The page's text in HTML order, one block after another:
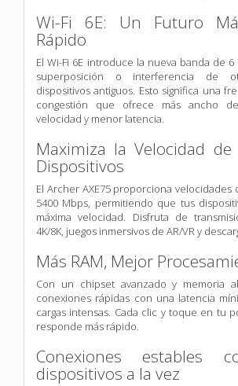
Wi-Fi 6E: Un Futuro
Rápido
El Wi-Fi 6E introduce la nueva banda de
superposición o interferencia de
dispositivos antiguos. Esto significa una
congestión que ofrece más ancho
velocidad y menor latencia.
Maximiza la Velocidad
Dispositivos
El Archer AXE75 proporciona velocidades
5400 Mbps, permitiendo que tus
máxima velocidad. Disfruta de
4K/8K, juegos inmersivos de AR/VR y
Más RAM, Mejor
Con un chipset avanzado y memoria
conexiones rápidas con una latencia
cargas intensas. Cada clic y toque en tu
responde más rápido.
Conexiones estables
dispositivos a la vez